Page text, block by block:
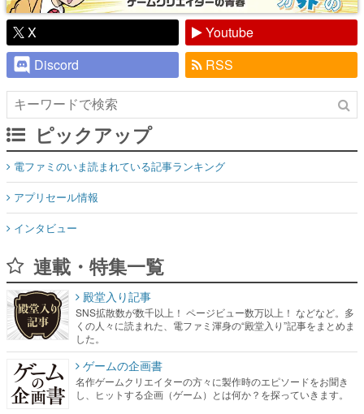
X
Youtube
Discord
RSS
ピックアップ
電ファミのいま読まれている記事ランキング
アプリセール情報
インタビュー
連載・特集一覧
殿堂入り記事
SNS拡散数が数千以上！ ページビュー数万以上！ などなど。多
くの人々に読まれた、電ファミ渾身の“殿堂入り”記事をまとめま
した。
ゲームの企画書
名作ゲームクリエイターの方々に製作時のエピソードをお聞き
し、ヒットする企画（ゲーム）とは何か？を探っていきます。